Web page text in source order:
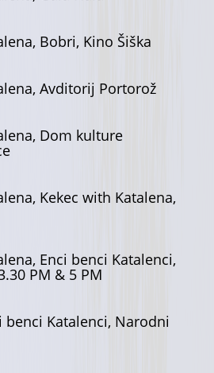
Bobri, Kino Šiška
Avditorij Portorož
Dom kulture
Kekec with Katalena,
Enci benci Katalenci,
PM & 5 PM
benci Katalenci, Narodni